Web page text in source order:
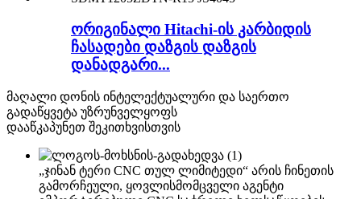
ორიგინალი Hitachi-ის კარბიდის
ჩასადები დაზგის დაზგის
დანადგარი...
მაღალი დონის ინტელექტუალური და საერთო
გადაწყვეტა უზრუნველყოფს
დააწკაპუნეთ შეკითხვისთვის
„ჯინან ტერი CNC თულ ლიმიტედი“ არის ჩინეთის
გამორჩეული, ყოვლისმომცველი აგენტი